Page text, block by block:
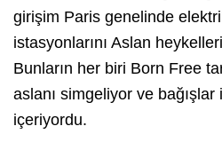
girişim Paris genelinde
istasyonlarını Aslan
Bunların her biri Born Free
aslanı simgeliyor ve
içeriyordu.